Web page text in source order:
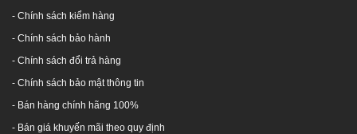
- Chính sách kiểm hàng
- Chính sách bảo hành
- Chính sách đổi trả hàng
- Chính sách bảo mật thông tin
- Bán hàng chính hãng 100%
- Bán giá khuyến mãi theo quy định